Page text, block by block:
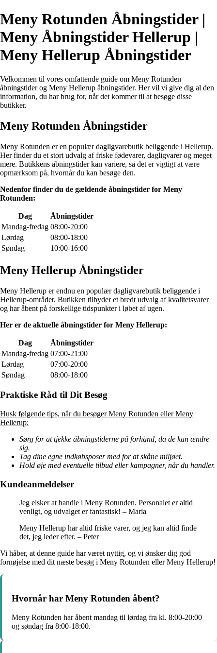
Meny Rotunden Åbningstider |
Meny Åbningstider Hellerup |
Meny Hellerup Åbningstider
Velkommen til vores omfattende guide om Meny Rotunden
åbningstider og Meny Hellerup åbningstider. Her vil vi give dig al den
information, du har brug for, når det kommer til at besøge disse
butikker.
Meny Rotunden Åbningstider
Meny Rotunden er en populær dagligvarebutik beliggende i Hellerup.
Her finder du et stort udvalg af friske fødevarer, dagligvarer og meget
mere. Butikkens åbningstider kan variere, så det er vigtigt at være
opmærksom på, hvornår du kan besøge den.
Nedenfor finder du de gældende åbningstider for Meny
Rotunden:
Dag
Åbningstider
Mandag-fredag 08:00-20:00
Lørdag
08:00-18:00
Søndag
10:00-16:00
Meny Hellerup Åbningstider
Meny Hellerup er endnu en populær dagligvarebutik beliggende i
Hellerup-området. Butikken tilbyder et bredt udvalg af kvalitetsvarer
og har åbent på forskellige tidspunkter i løbet af ugen.
Her er de aktuelle åbningstider for Meny Hellerup:
Dag
Åbningstider
Mandag-fredag 07:00-21:00
Lørdag
07:00-20:00
Søndag
08:00-18:00
Praktiske Råd til Dit Besøg
Husk følgende tips, når du besøger Meny Rotunden eller Meny
Hellerup:
Sørg for at tjekke åbningstiderne på forhånd, da de kan ændre
sig.
Tag dine egne indkøbsposer med for at skåne miljøet.
Hold øje med eventuelle tilbud eller kampagner, når du handler.
Kundeanmeldelser
Jeg elsker at handle i Meny Rotunden. Personalet er altid
venligt, og udvalget er fantastisk! – Maria
Meny Hellerup har altid friske varer, og jeg kan altid finde
det, jeg leder efter. – Peter
Vi håber, at denne guide har været nyttig, og vi ønsker dig god
fornøjelse med dit næste besøg i Meny Rotunden eller Meny Hellerup!
Hvornår har Meny Rotunden åbent?
Meny Rotunden har åbent mandag til lørdag fra kl. 8:00-20:00
og søndag fra 8:00-18:00.